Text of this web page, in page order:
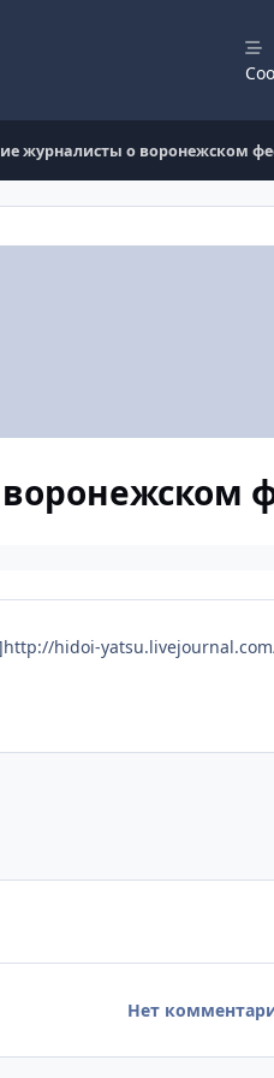
журналисты о воронежском
hidoi-
Нет